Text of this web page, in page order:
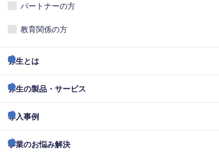
パートナーの方
教育関係の方
弥生とは
弥生の製品・サービス
導入事例
事業のお悩み解決